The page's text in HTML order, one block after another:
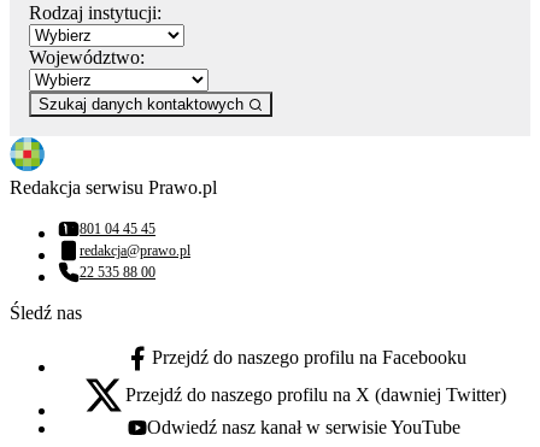
Rodzaj instytucji:
Województwo:
Szukaj danych kontaktowych
Redakcja serwisu Prawo.pl
Numer telefonu:
801 04 45 45
Adres email:
redakcja@prawo.pl
Numer telefonu:
22 535 88 00
Śledź nas
facebook - otwiera się w nowej karcie
Przejdź do naszego profilu na Facebooku
x - otwiera się w nowej karcie
Przejdź do naszego profilu na X (dawniej Twitter)
youtube - otwiera się w nowej karcie
Odwiedź nasz kanał w serwisie YouTube